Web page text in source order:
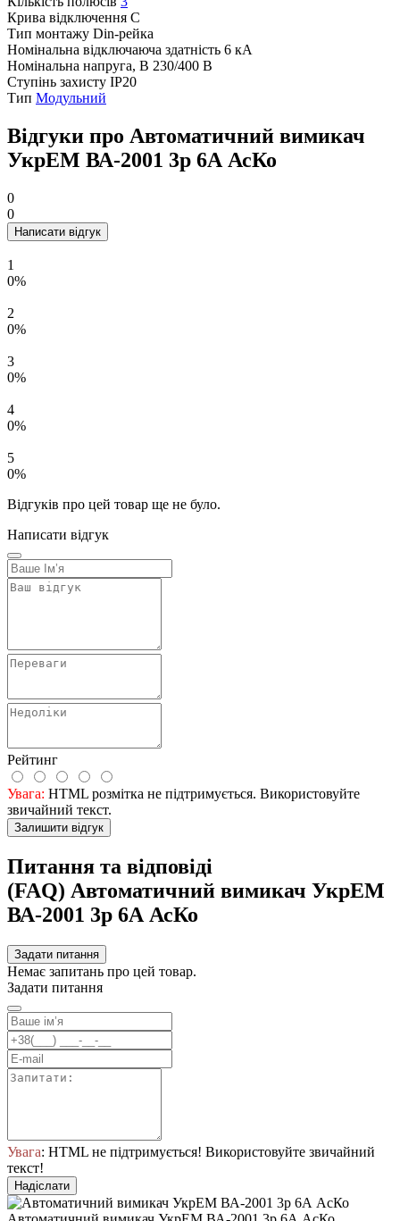
Крива відключення C
Тип монтажу Din-рейка
Номінальна відключаюча здатність 6 кА
Номінальна напруга, В 230/400 В
Ступінь захисту IP20
Тип Модульний
Відгуки про Автоматичний вимикач
УкрЕМ ВА-2001 3р 6А АсКо
0
0
Написати відгук
1
0%
2
0%
3
0%
4
0%
5
0%
Відгуків про цей товар ще не було.
Написати відгук
Рейтинг
Увага: HTML розмітка не підтримується. Використовуйте
звичайний текст.
Залишити відгук
Питання та відповіді
(FAQ) Автоматичний вимикач УкрЕМ
ВА-2001 3р 6А АсКо
Задати питання
Немає запитань про цей товар.
Задати питання
Увага: HTML не підтримується! Використовуйте звичайний
текст!
Надіслати